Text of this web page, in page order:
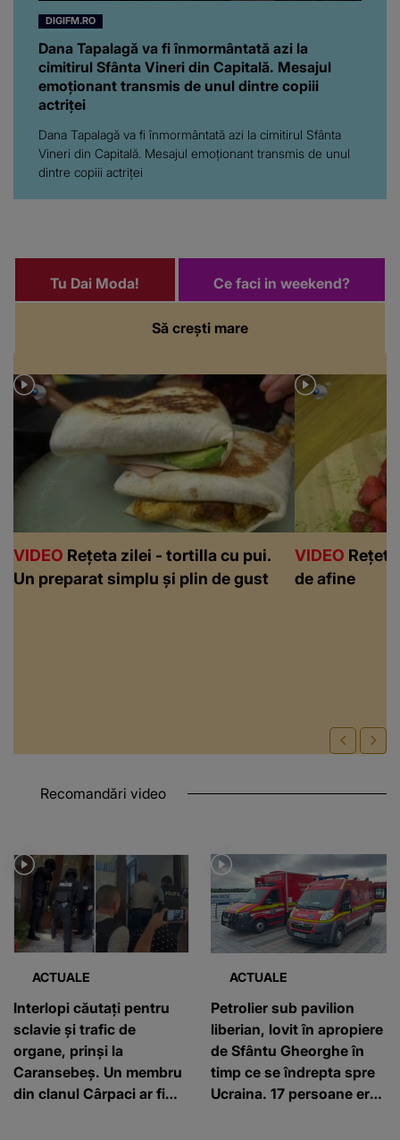
actriței
Dana Tapalagă va fi înmormântată azi la cimitirul Sfânta
Vineri din Capitală. Mesajul emoționant transmis de unul
dintre copiii actriței
VIDEO
Rețeta zilei - tortilla cu pui.
Un preparat simplu și plin de gust
VIDEO
de afine
ACTUALE
Interlopi căutați pentru
sclavie și trafic de
organe, prinși la
din clanul Cârpaci ar fi
forțat un bărbat să îi
doneze un rinichi
ACTUALE
Petrolier sub pavilion
liberian, lovit în apropiere
de Sfântu Gheorghe în
Ucraina. 17 persoane erau
la bord, 3 au fost rănite
Parteneri